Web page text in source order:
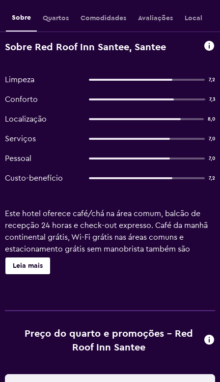
Sobre Quartos Comodidades Avaliações Local
Sobre Red Roof Inn Santee, Santee
Limpeza 7,2
Conforto 7,3
Localização 8,0
Serviços 7,0
Pessoal 7,0
Custo-benefício 7,2
Este hotel oferece café/chá na área comum, balcão de
recepção 24 horas e check-out expresso. Café da manhã
continental grátis, Wi-Fi grátis nas áreas comuns e
estacionamento grátis sem manobrista também são
oferecidos. Outras comodidades incluem cofre na
recepção e uma máquina automática de vendas. Red Roof
cortesia e secadores de cabelo. Este hotel em Santee
dispõe de Wi-Fi grátis. As comodidades para negócios
(restrições podem ser aplicadas). O serviço de limpeza é
Leia mais
Preço do quarto e promoções - Red
Roof Inn Santee